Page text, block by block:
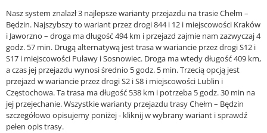
Nasz system znalazł 3 najlepsze warianty przejazdu na trasie Chełm –
Będzin. Najszybszy to wariant przez drogi 844 i 12 i miejscowości Kraków
i Jaworzno – droga ma długość 494 km i przejazd zajmie nam zazwyczaj 4
godz. 57 min. Drugą alternatywą jest trasa w wariancie przez drogi S12 i
S17 i miejscowości Puławy i Sosnowiec. Droga ma wtedy długość 409 km,
a czas jej przejazdu wynosi średnio 5 godz. 5 min. Trzecią opcją jest
przejazd w wariancie przez drogi S2 i S8 i miejscowości Lublin i
Częstochowa. Ta trasa ma długość 538 km i potrzeba 5 godz. 30 min na
jej przejechanie. Wszystkie warianty przejazdu trasy Chełm – Będzin
szczegółowo opisujemy poniżej - kliknij w wybrany wariant i sprawdź
pełen opis trasy.